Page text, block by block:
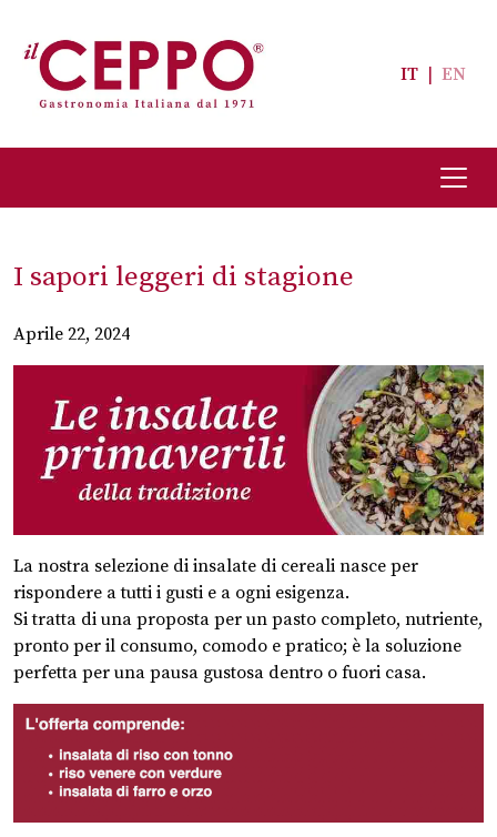
IT | EN
I sapori leggeri di stagione
Aprile 22, 2024
La nostra selezione di insalate di cereali nasce per
rispondere a tutti i gusti e a ogni esigenza.
Si tratta di una proposta per un pasto completo, nutriente,
pronto per il consumo, comodo e pratico; è la soluzione
perfetta per una pausa gustosa dentro o fuori casa.